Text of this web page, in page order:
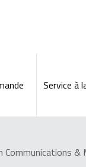
Service à
Communications &